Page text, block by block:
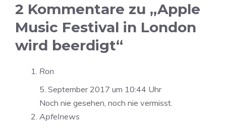
2 Kommentare zu „Apple
Music Festival in London
wird beerdigt“
Ron
5. September 2017 um 10:44 Uhr
Noch nie gesehen, noch nie vermisst.
Apfelnews